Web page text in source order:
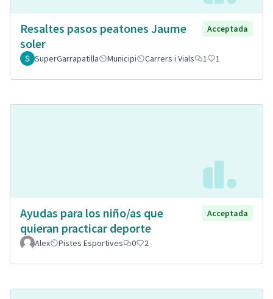
Resaltes pasos peatones Jaume
soler
Acceptada
SuperGarrapatilla Municipi Carrers i Vials 1 1
Ayudas para los niño/as que
quieran practicar deporte
Acceptada
Alex Pistes Esportives 0 2